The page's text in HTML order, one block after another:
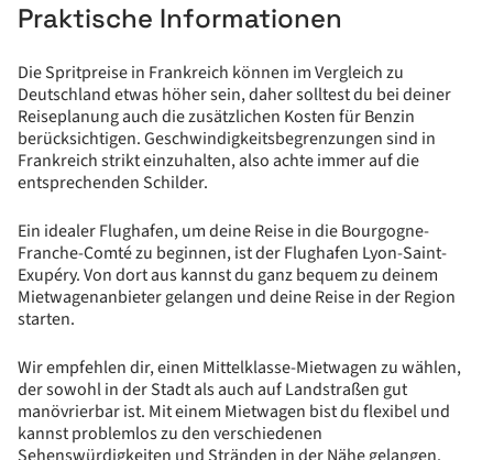
Praktische Informationen
Die Spritpreise in Frankreich können im Vergleich zu
Deutschland etwas höher sein, daher solltest du bei deiner
Reiseplanung auch die zusätzlichen Kosten für Benzin
berücksichtigen. Geschwindigkeitsbegrenzungen sind in
Frankreich strikt einzuhalten, also achte immer auf die
entsprechenden Schilder.
Ein idealer Flughafen, um deine Reise in die Bourgogne-
Franche-Comté zu beginnen, ist der Flughafen Lyon-Saint-
Exupéry. Von dort aus kannst du ganz bequem zu deinem
Mietwagenanbieter gelangen und deine Reise in der Region
starten.
Wir empfehlen dir, einen Mittelklasse-Mietwagen zu wählen,
der sowohl in der Stadt als auch auf Landstraßen gut
manövrierbar ist. Mit einem Mietwagen bist du flexibel und
kannst problemlos zu den verschiedenen